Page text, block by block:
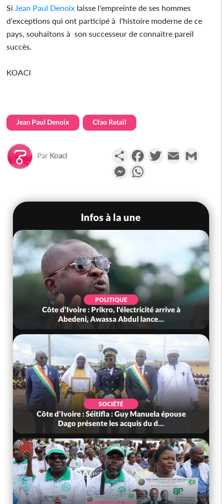
Si Jean Paul Denoix laisse l'empreinte de ses hommes
d'exceptions qui ont participé à l'histoire moderne de ce
pays, souhaitons à son successeur de connaitre pareil
succès.
KOACI
Jean Paul Denoix Cfao Retail
Par Koaci PartagerFacebookTwitterEmail
Messenger
Infos à la une
POLITIQUE
Côte d'Ivoire : Prikro, l'électricité arrive à
Abedeni, Awassa Abdul lance...
SOCIÉTÉ
Côte d'Ivoire : Séitifla : Guy Manuela épouse
Dago présente les acquis du d...